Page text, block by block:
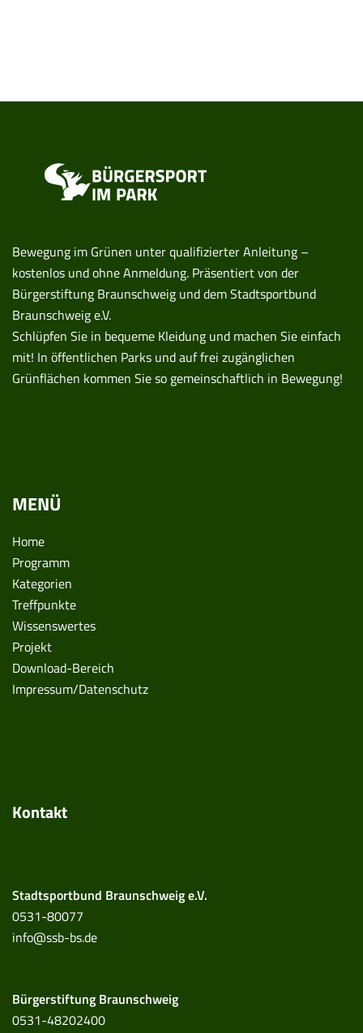
Bewegung im Grünen unter qualifizierter Anleitung –
kostenlos und ohne Anmeldung. Präsentiert von der
Bürgerstiftung Braunschweig und dem Stadtsportbund
Braunschweig e.V.
Schlüpfen Sie in bequeme Kleidung und machen Sie einfach
mit! In öffentlichen Parks und auf frei zugänglichen
Grünflächen kommen Sie so gemeinschaftlich in Bewegung!
MENÜ
Home
Programm
Kategorien
Treffpunkte
Wissenswertes
Projekt
Download-Bereich
Impressum/Datenschutz
Kontakt
Stadtsportbund Braunschweig e.V.
0531-80077
info@ssb-bs.de
Bürgerstiftung Braunschweig
0531-48202400